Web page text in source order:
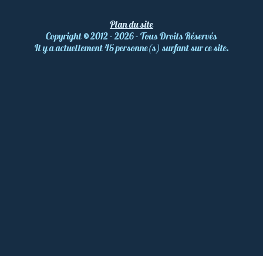
Plan du site
Copyright©2012 - 2026 - Tous Droits Réservés
Il y a actuellement 45 personne(s) surfant sur ce site.